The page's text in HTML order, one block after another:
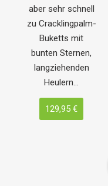
aber sehr schnell
zu Cracklingpalm-
Buketts mit
bunten Sternen,
langziehenden
Heulern…
129,95 €